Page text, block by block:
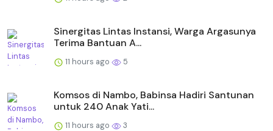
Sinergitas Lintas Instansi, Warga Argasunya
Terima Bantuan A...
11 hours ago 5
Komsos di Nambo, Babinsa Hadiri Santunan
untuk 240 Anak Yati...
11 hours ago 3